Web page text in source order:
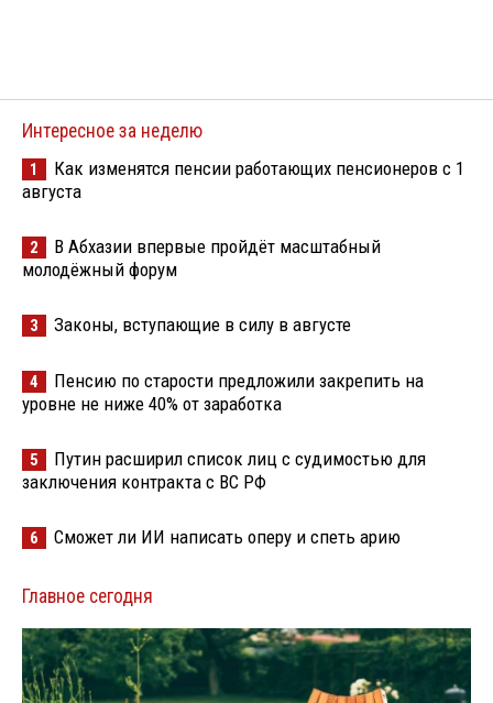
Интересное за неделю
1
Как изменятся пенсии работающих пенсионеров с 1
августа
2
В Абхазии впервые пройдёт масштабный
молодёжный форум
3 Законы, вступающие в силу в августе
4
Пенсию по старости предложили закрепить на
уровне не ниже 40% от заработка
5
Путин расширил список лиц с судимостью для
заключения контракта с ВС РФ
6 Сможет ли ИИ написать оперу и спеть арию
Главное сегодня